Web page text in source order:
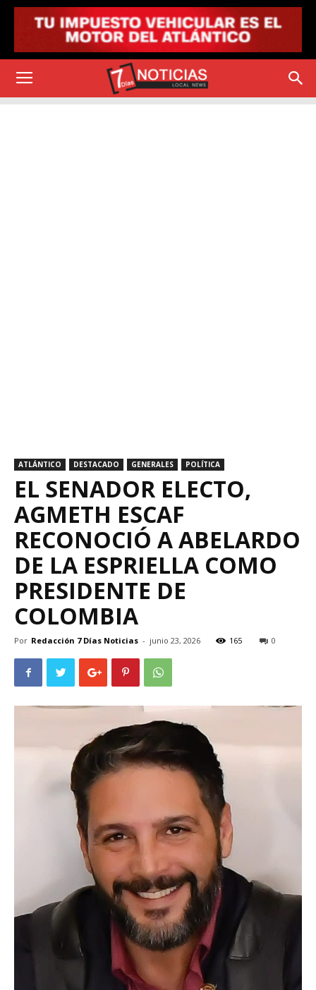
ATLÁNTICO DESTACADO GENERALES POLÍTICA
EL SENADOR ELECTO,
AGMETH ESCAF
RECONOCIÓ A ABELARDO
DE LA ESPRIELLA COMO
PRESIDENTE DE
COLOMBIA
Por Redacción 7 Días Noticias - junio 23, 2026 165 0